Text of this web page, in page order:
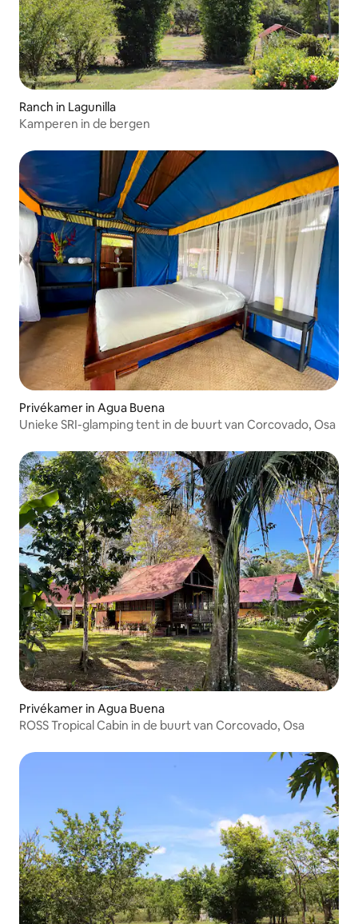
Ranch in Lagunilla
Kamperen in de bergen
Privékamer in Agua Buena
Unieke SRI-glamping tent in de buurt van Corcovado, Osa
Privékamer in Agua Buena
ROSS Tropical Cabin in de buurt van Corcovado, Osa